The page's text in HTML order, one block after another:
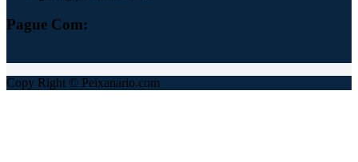
Pague Com:
Copy Right © Peixanario.com